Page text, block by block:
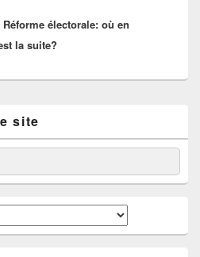
électorale: où en
la suite?
site